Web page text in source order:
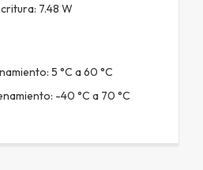
7.48 W
5 °C a 60 °C
-40 °C a 70 °C